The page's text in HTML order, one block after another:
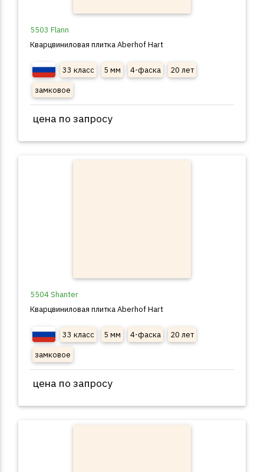
5503 Flann
Кварцвиниловая плитка Aberhof Hart
33 класс 5 мм 4-фаска
20 лет
замковое
цена по запросу
5504 Shanter
Кварцвиниловая плитка Aberhof Hart
33 класс 5 мм 4-фаска
20 лет
замковое
цена по запросу